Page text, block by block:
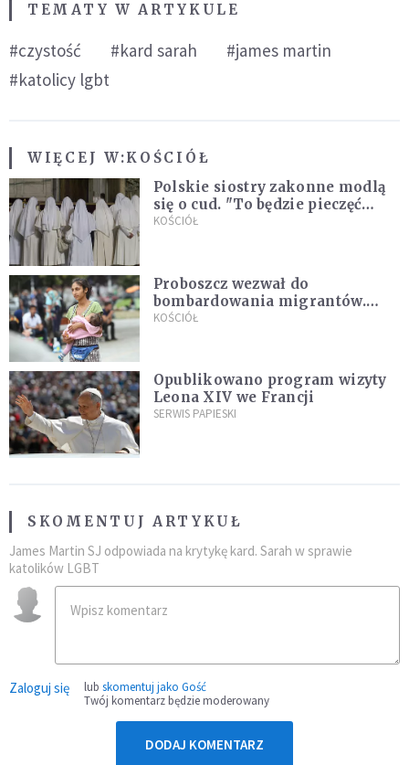
TEMATY W ARTYKULE
#czystość #kard sarah
#james martin
#katolicy lgbt
WIĘCEJ W:KOŚCIÓŁ
Polskie siostry zakonne modlą
się o cud. "To będzie pieczęć
Pana Boga dla naszej wiary"
KOŚCIÓŁ
Proboszcz wezwał do
bombardowania migrantów.
"Masowy ogień przeciwko
KOŚCIÓŁ
Opublikowano program wizyty
Leona XIV we Francji
SERWIS PAPIESKI
SKOMENTUJ ARTYKUŁ
James Martin SJ odpowiada na krytykę kard. Sarah w sprawie
katolików LGBT
Zaloguj się lub skomentuj jako Gość
Twój komentarz będzie moderowany
DODAJ KOMENTARZ